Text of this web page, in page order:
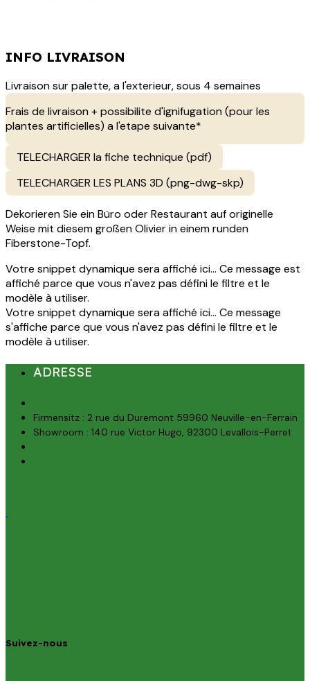
INFO LIVRAISON
Livraison sur palette, a l'exterieur, sous 4 semaines
Frais de livraison + possibilite d'ignifugation (pour les
plantes artificielles) a l'etape suivante*
TELECHARGER la fiche technique (pdf)
TELECHARGER LES PLANS 3D (png-dwg-skp)
Dekorieren Sie ein Büro oder Restaurant auf originelle
Weise mit diesem großen Olivier in einem runden
Fiberstone-Topf.
Votre snippet dynamique sera affiché ici... Ce message est
affiché parce que vous n'avez pas défini le filtre et le
modèle à utiliser.
Votre snippet dynamique sera affiché ici... Ce message
s'affiche parce que vous n'avez pas défini le filtre et le
modèle à utiliser.
ADRESSE
Firmensitz : 2 rue du Duremont 59960 Neuville-en-Ferrain
Showroom : 140 rue Victor Hugo, 92300 Levallois-Perret
Suivez-nous